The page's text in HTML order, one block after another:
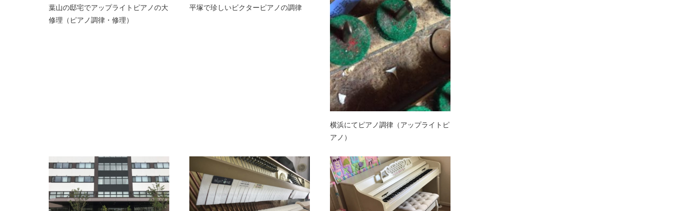
葉山の邸宅でアップライトピアノの大
修理（ピアノ調律・修理）
平塚で珍しいビクターピアノの調律
横浜にてピアノ調律（アップライトピ
アノ）